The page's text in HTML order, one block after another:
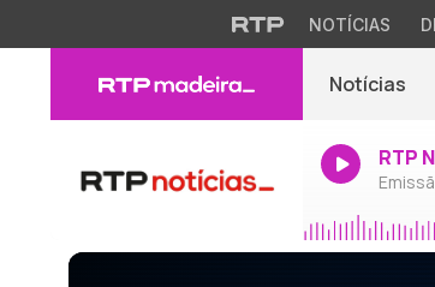
NOTÍCIAS
Notícias
RTP